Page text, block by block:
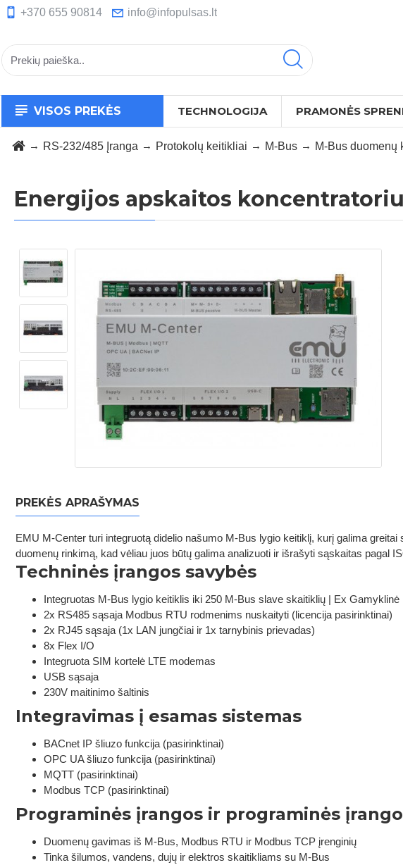
+370 655 90814 info@infopulsas.lt
VISOS PREKĖS TECHNOLOGIJA PRAMONĖS
RS-232/485 Įranga Protokolų keitikliai M-Bus M-Bus duomenų
Energijos apskaitos
PREKĖS APRAŠYMAS
EMU M-Center turi integruotą didelio našumo M-Bus lygio keitiklį, kurį galima
duomenų rinkimą, kad vėliau juos būtų galima analizuoti ir išrašyti sąskaitas pagal
Techninės įrangos savybės
Integruotas M-Bus lygio keitiklis iki 250 M-Bus slave skaitiklių | Ex
2x RS485 sąsaja Modbus RTU rodmenims nuskaityti (licencija pasirinktinai)
2x RJ45 sąsaja (1x LAN jungčiai ir 1x tarnybinis prievadas)
8x Flex I/O
Integruota SIM kortelė LTE modemas
USB sąsaja
230V maitinimo šaltinis
Integravimas į esamas sistemas
BACnet IP šliuzo funkcija (pasirinktinai)
OPC UA šliuzo funkcija (pasirinktinai)
MQTT (pasirinktinai)
Modbus TCP (pasirinktinai)
Programinės įrangos ir programinės
Duomenų gavimas iš M-Bus, Modbus RTU ir Modbus TCP įrenginių
Tinka šilumos, vandens, dujų ir elektros skaitikliams su M-Bus